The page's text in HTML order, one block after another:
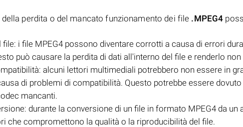
perdita o del mancato funzionamento dei file .MPEG4
file: i file MPEG4 possono diventare corrotti a causa di errori
può causare la perdita di dati all'interno del file e renderlo
alcuni lettori multimediali potrebbero non essere in
di problemi di compatibilità. Questo potrebbe essere
mancanti.
durante la conversione di un file in formato MPEG4 da
che compromettono la qualità o la riproducibilità del file.